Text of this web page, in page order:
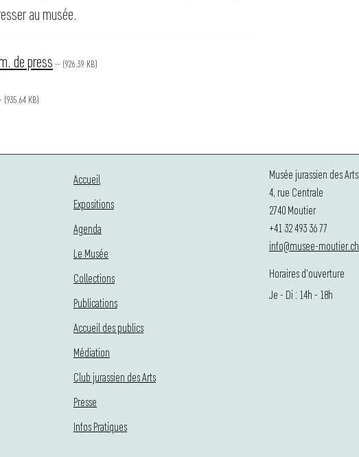
au musée.
de press -- (926.39 KB)
(935.64 KB)
Accueil
Expositions
Agenda
Le Musée
Collections
Publications
Accueil des publics
Médiation
Club jurassien des Arts
Presse
Infos Pratiques
Musée jurassien des Arts
4, rue Centrale
2740 Moutier
+41 32 493 36 77
info@musee-moutier.ch
Horaires d'ouverture
Je - Di : 14h - 18h